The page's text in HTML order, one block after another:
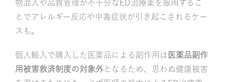
物混入や品質管理が不十分なED治療薬を服用するこ
とでアレルギー反応や中毒症状が引き起こされるケー
スも。
個人輸入で購入した医薬品による副作用は 医薬品副作
用被害救済制度の対象外となるため、思わぬ健康被害